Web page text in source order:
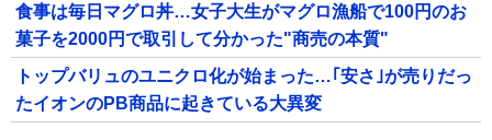
食事は毎日マグロ丼…女子大生がマグロ漁船で100円のお
菓子を2000円で取引して分かった"商売の本質"
トップバリュのユニクロ化が始まった…｢安さ｣が売りだっ
たイオンのPB商品に起きている大異変